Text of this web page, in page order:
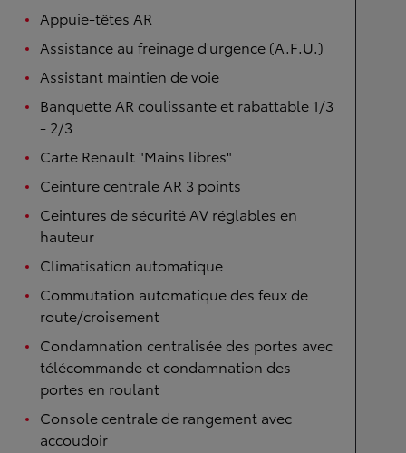
Appuie-têtes AR
Assistance au freinage d'urgence (A.F.U.)
Assistant maintien de voie
Banquette AR coulissante et rabattable 1/3
- 2/3
Carte Renault "Mains libres"
Ceinture centrale AR 3 points
Ceintures de sécurité AV réglables en
hauteur
Climatisation automatique
Commutation automatique des feux de
route/croisement
Condamnation centralisée des portes avec
télécommande et condamnation des
portes en roulant
Console centrale de rangement avec
accoudoir